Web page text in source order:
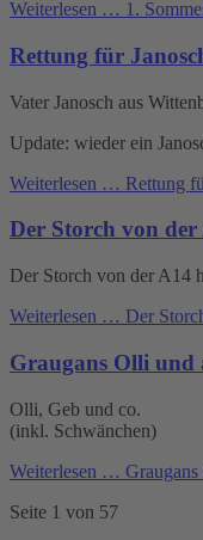
Weiterlesen … 1.
Rettung für
Vater Janosch aus
Update: wieder ein
Weiterlesen … Rettung
Der Storch von
Der Storch von der A14
Weiterlesen … Der
Graugans Olli und
Olli, Geb und co.
(inkl. Schwänchen)
Weiterlesen …
Seite 1 von 57